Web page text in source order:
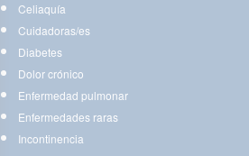
Celiaquía
Cuidadoras/es
Diabetes
Dolor crónico
Enfermedad pulmonar
Enfermedades raras
Incontinencia